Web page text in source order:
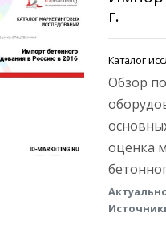
г.
Каталог
Обзор
оценка